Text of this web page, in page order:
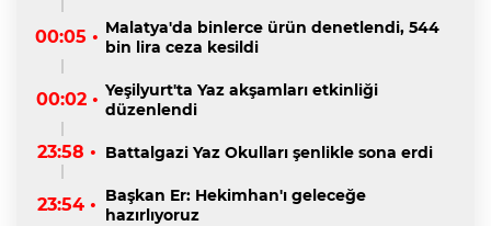
00:05 • Malatya'da binlerce ürün denetlendi, 544
bin lira ceza kesildi
00:02 • Yeşilyurt'ta Yaz akşamları etkinliği
düzenlendi
23:58 • Battalgazi Yaz Okulları şenlikle sona erdi
23:54 • Başkan Er: Hekimhan'ı geleceğe
hazırlıyoruz